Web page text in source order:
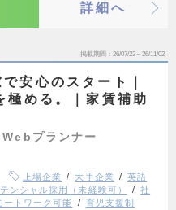
詳細へ
掲載期間 26/07/23～26/11/02
安心のスタート｜
極める。｜家賃補助
プランナー
上場企業 大手企業
英語
ンシャル採用（未経験可）
社
ートワーク可能
育児支援制